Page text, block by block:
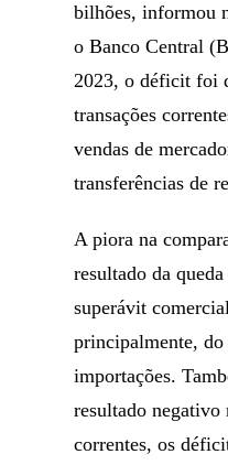
bilhões, informou
o Banco Central
2023, o déficit foi
transações
vendas de
transferências de
A piora na
resultado da
superávit
principalmente, do
importações.
resultado negativo
correntes, os